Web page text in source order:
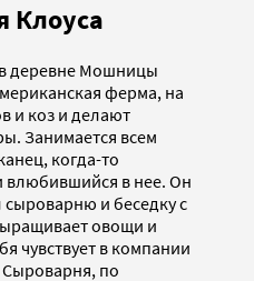
Клоуса
деревне Мошницы
ферма, на
и коз и делают
Занимается всем
когда-то
влюбившийся в нее. Он
и беседку с
овощи и
чувствует в компании
по